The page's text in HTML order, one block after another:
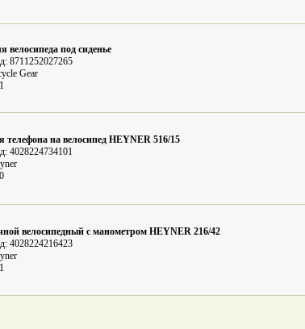
велосипеда под сиденье
8711252027265
Gear
телефона на велосипед HEYNER 516/15
4028224734101
велосипедный с манометром HEYNER 216/42
4028224216423